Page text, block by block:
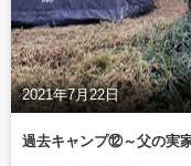
2021年7月22日
過去キャンプ⑫～父の実